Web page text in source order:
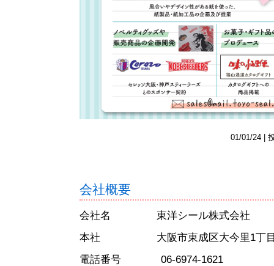
01/01/24 |
会社概要
会社名 東洋シール株式会社
本社 大阪市東成区大今里1丁
電話番号 06-6974-1621